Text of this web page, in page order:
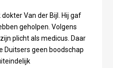
Van der Bijl. Hij gaf
geholpen. Volgens
plicht als medicus. Daar
Duitsers geen boodschap